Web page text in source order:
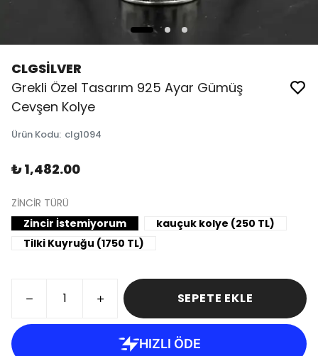
CLGSİLVER
Grekli Özel Tasarım 925 Ayar Gümüş
Cevşen Kolye
Ürün Kodu: clg1094
₺ 1,482.00
ZİNCİR TÜRÜ
Zincir İstemiyorum
kauçuk kolye (250 TL)
Tilki Kuyruğu (1750 TL)
SEPETE EKLE